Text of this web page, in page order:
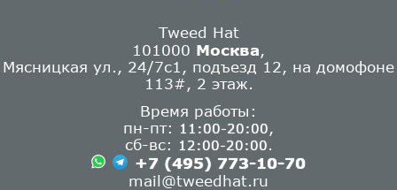
Tweed Hat
101000 Москва
Мясницкая ул., 24/7с1, подъезд 12, на домофоне
113#, 2 этаж.
Время работы:
пн-пт:
11:00-20:00
сб-вс:
12:00-20:00
+7 (495) 773-10-70
mail@tweedhat.ru